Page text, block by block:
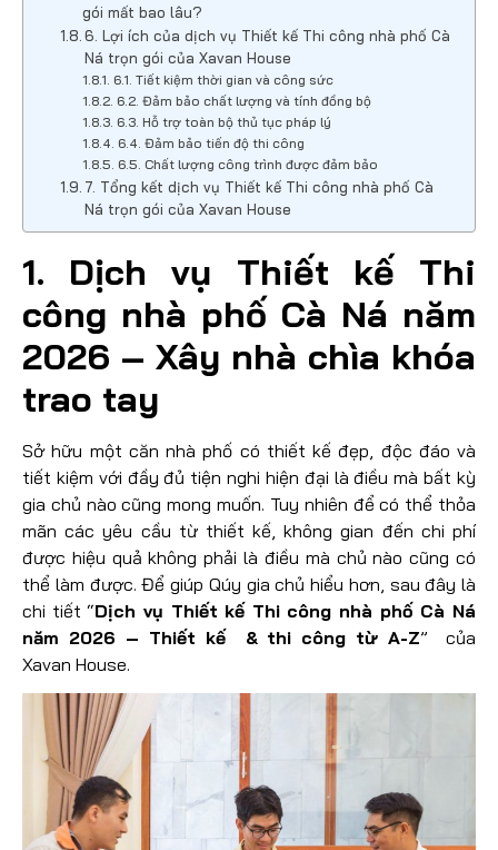
gói mất bao lâu?
6. Lợi ích của dịch vụ Thiết kế Thi công nhà phố Cà
Ná trọn gói của Xavan House
6.1. Tiết kiệm thời gian và công sức
6.2. Đảm bảo chất lượng và tính đồng bộ
6.3. Hỗ trợ toàn bộ thủ tục pháp lý
6.4. Đảm bảo tiến độ thi công
6.5. Chất lượng công trình được đảm bảo
7. Tổng kết dịch vụ Thiết kế Thi công nhà phố Cà
Ná trọn gói của Xavan House
1. Dịch vụ Thiết kế Thi
công nhà phố Cà Ná năm
2026 – Xây nhà chìa khóa
trao tay
Sở hữu một căn nhà phố có thiết kế đẹp, độc đáo và
tiết kiệm với đầy đủ tiện nghi hiện đại là điều mà bất kỳ
gia chủ nào cũng mong muốn. Tuy nhiên để có thể thỏa
mãn các yêu cầu từ thiết kế, không gian đến chi phí
được hiệu quả không phải là điều mà chủ nào cũng có
thể làm được. Để giúp Qúy gia chủ hiểu hơn, sau đây là
chi tiết “Dịch vụ Thiết kế Thi công nhà phố Cà Ná
năm 2026 – Thiết kế & thi công từ A-Z” của
Xavan House.